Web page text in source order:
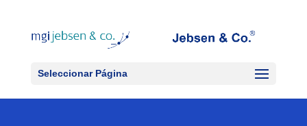
Seleccionar Página